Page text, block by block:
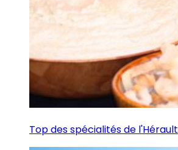
Top des spécialités de l'Hérault